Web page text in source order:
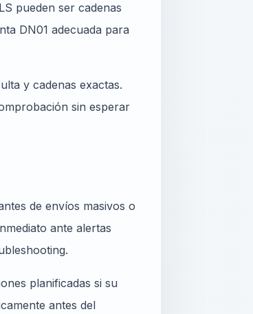
pueden ser cadenas
DN01 adecuada para
y cadenas exactas.
sin esperar
de envíos masivos o
ante alertas
planificadas si su
antes del